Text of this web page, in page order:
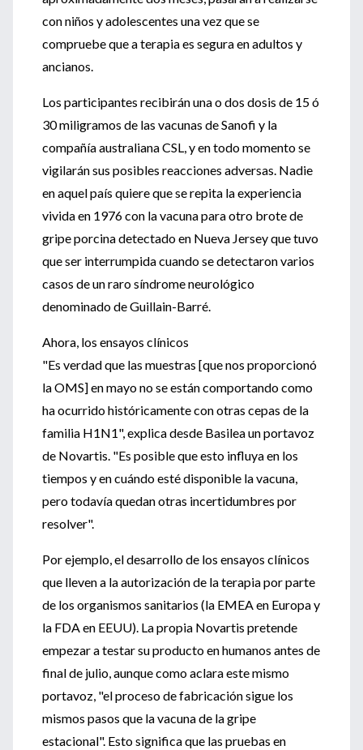
con niños y adolescentes una vez que se
compruebe que a terapia es segura en adultos y
ancianos.
Los participantes recibirán una o dos dosis de 15 ó
30 miligramos de las vacunas de Sanofi y la
compañía australiana CSL, y en todo momento se
vigilarán sus posibles reacciones adversas. Nadie
en aquel país quiere que se repita la experiencia
vivida en 1976 con la vacuna para otro brote de
gripe porcina detectado en Nueva Jersey que tuvo
que ser interrumpida cuando se detectaron varios
casos de un raro síndrome neurológico
denominado de Guillain-Barré.
Ahora, los ensayos clínicos
"Es verdad que las muestras [que nos proporcionó
la OMS] en mayo no se están comportando como
ha ocurrido históricamente con otras cepas de la
familia H1N1", explica desde Basilea un portavoz
de Novartis. "Es posible que esto influya en los
tiempos y en cuándo esté disponible la vacuna,
pero todavía quedan otras incertidumbres por
resolver".
Por ejemplo, el desarrollo de los ensayos clínicos
que lleven a la autorización de la terapia por parte
de los organismos sanitarios (la EMEA en Europa y
la FDA en EEUU). La propia Novartis pretende
empezar a testar su producto en humanos antes de
final de julio, aunque como aclara este mismo
portavoz, "el proceso de fabricación sigue los
mismos pasos que la vacuna de la gripe
estacional". Esto significa que las pruebas en